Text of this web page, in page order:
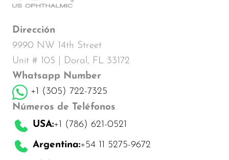
Dirección
9990 NW 14th Street
Unit # 105 | Doral, FL 33172
Whatsapp Number
+1 (305) 722-7325
Números de Teléfonos
USA:+1 (786) 621-0521
Argentina:+54 11 5275-9672